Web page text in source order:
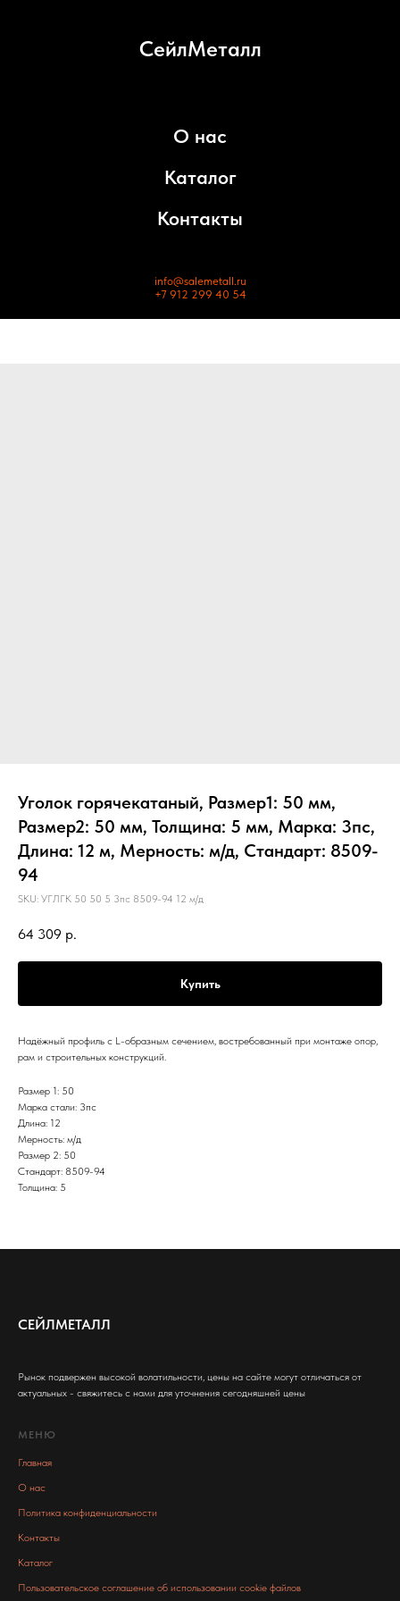
СейлМеталл
О нас
Каталог
Контакты
info@salemetall.ru
+7 912 299 40 54
Уголок горячекатаный, Размер1: 50 мм,
Размер2: 50 мм, Толщина: 5 мм, Марка: 3пс,
Длина: 12 м, Мерность: м/д, Стандарт: 8509-
94
SKU: УГЛГК 50 50 5 3пс 8509-94 12 м/д
64 309 р.
Купить
Надёжный профиль с L-образным сечением, востребованный при монтаже опор,
рам и строительных конструкций.
Размер 1: 50
Марка стали: 3пс
Длина: 12
Мерность: м/д
Размер 2: 50
Стандарт: 8509-94
Толщина: 5
СЕЙЛМЕТАЛЛ
Рынок подвержен высокой волатильности, цены на сайте могут отличаться от
актуальных - свяжитесь с нами для уточнения сегодняшней цены
МЕНЮ
Главная
О нас
Политика конфиденциальности
Контакты
Каталог
Пользовательское соглашение об использовании cookie файлов